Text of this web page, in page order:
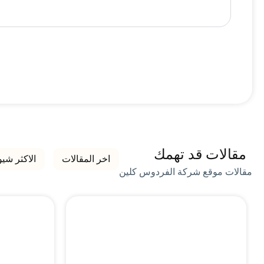
مقالات قد تهمك
مقالات موقع شركة الفردوس كلين
اخر المقالات الاكثر